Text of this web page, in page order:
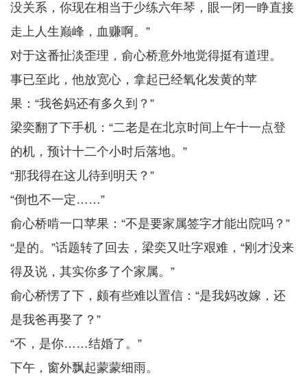
没关系，你现在相当于少练六年琴，眼一闭一睁直接
走上人生巅峰，血赚啊。”
对于这番扯淡歪理，俞心桥意外地觉得挺有道理。
事已至此，他放宽心，拿起已经氧化发黄的苹
果：“我爸妈还有多久到？”
梁奕翻了下手机：“二老是在北京时间上午十一点登
的机，预计十二个小时后落地。”
“那我得在这儿待到明天？”
“倒也不一定……”
俞心桥啃一口苹果：“不是要家属签字才能出院吗？”
“是的。”话题转了回去，梁奕又吐字艰难，“刚才没来
得及说，其实你多了个家属。”
俞心桥愣了下，颇有些难以置信：“是我妈改嫁，还
是我爸再娶了？”
“不，是你……结婚了。”
下午，窗外飘起蒙蒙细雨。